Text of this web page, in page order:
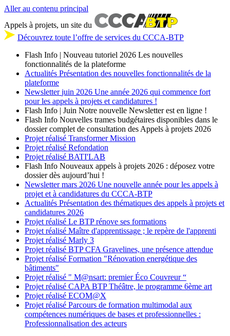
Aller au contenu principal
Appels à projets, un site du
Découvrez toute l’offre de services du CCCA-BTP
Flash Info | Nouveau tutoriel 2026 Les nouvelles
fonctionnalités de la plateforme
Actualités Présentation des nouvelles fonctionnalités de la
plateforme
Newsletter juin 2026 Une année 2026 qui commence fort
pour les appels à projets et candidatures !
Flash Info | Juin Notre nouvelle Newsletter est en ligne !
Flash Info Nouvelles trames budgétaires disponibles dans le
dossier complet de consultation des Appels à projets 2026
Projet réalisé Transformer Mission
Projet réalisé Refondation
Projet réalisé BATI'LAB
Flash Info Nouveaux appels à projets 2026 : déposez votre
dossier dès aujourd’hui !
Newsletter mars 2026 Une nouvelle année pour les appels à
projet et à candidatures du CCCA-BTP
Actualités Présentation des thématiques des appels à projets et
candidatures 2026
Projet réalisé Le BTP rénove ses formations
Projet réalisé Maître d'apprentissage ; le repère de l'apprenti
Projet réalisé Marly 3
Projet réalisé BTP CFA Gravelines, une présence attendue
Projet réalisé Formation "Rénovation energétique des
bâtiments"
Projet réalisé " M@nsart: premier Éco Couvreur “
Projet réalisé CAPA BTP Théâtre, le programme 6ème art
Projet réalisé ECOM@X
Projet réalisé Parcours de formation multimodal aux
compétences numériques de bases et professionnelles :
Professionnalisation des acteurs